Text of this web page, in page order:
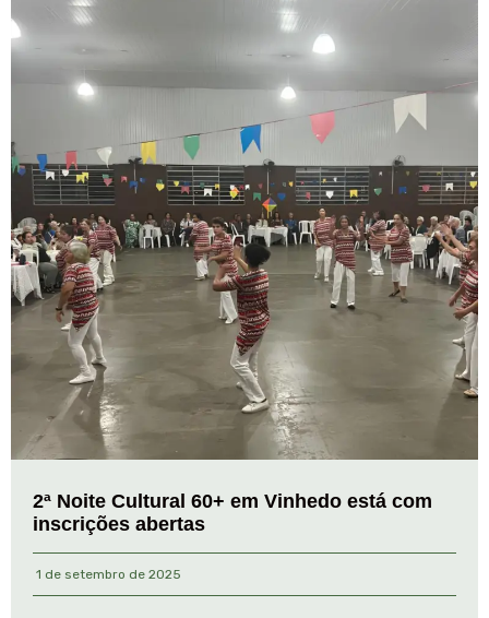
2ª Noite Cultural 60+ em Vinhedo está com
inscrições abertas
1 de setembro de 2025